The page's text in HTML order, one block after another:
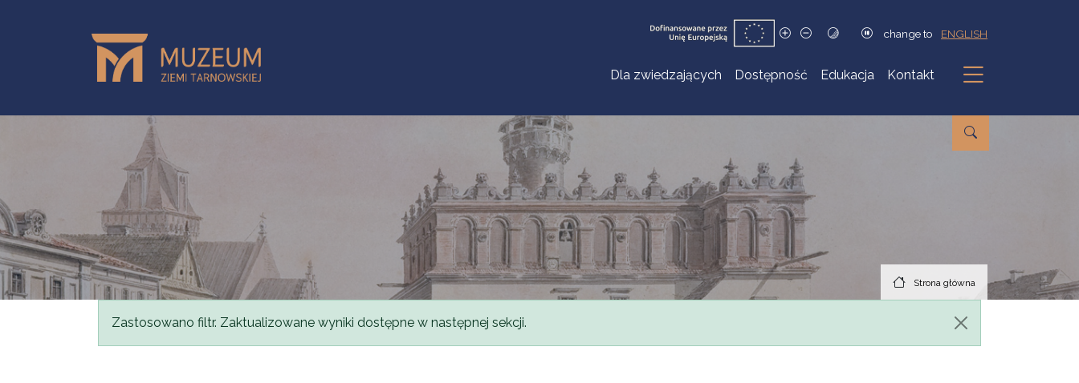
change to ENGLISH
Dla zwiedzających Dostępność Edukacja Kontakt
Podmenu
Strona główna
Komunikat
Zastosowano filtr. Zaktualizowane wyniki dostępne w następnej sekcji.